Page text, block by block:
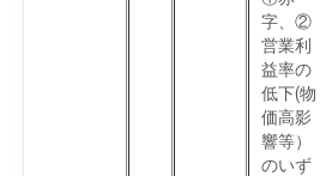
字、②
営業利
益率の
低下(物
価高影
響等）
のいず